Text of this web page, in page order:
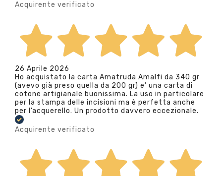
Acquirente verificato
26 Aprile 2026
Ho acquistato la carta Amatruda Amalfi da 340 gr
(avevo già preso quella da 200 gr) e’ una carta di
cotone artigianale buonissima. La uso in particolare
per la stampa delle incisioni ma è perfetta anche
per l’acquerello. Un prodotto davvero eccezionale.
Acquirente verificato